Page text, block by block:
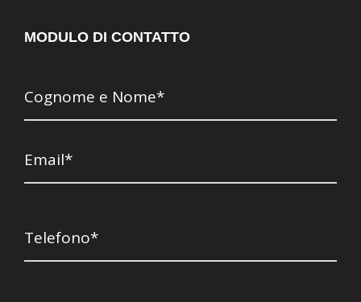
MODULO DI CONTATTO